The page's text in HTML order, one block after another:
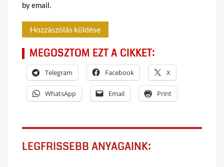
by email.
MEGOSZTOM EZT A CIKKET:
Telegram Facebook X
WhatsApp Email Print
LEGFRISSEBB ANYAGAINK: